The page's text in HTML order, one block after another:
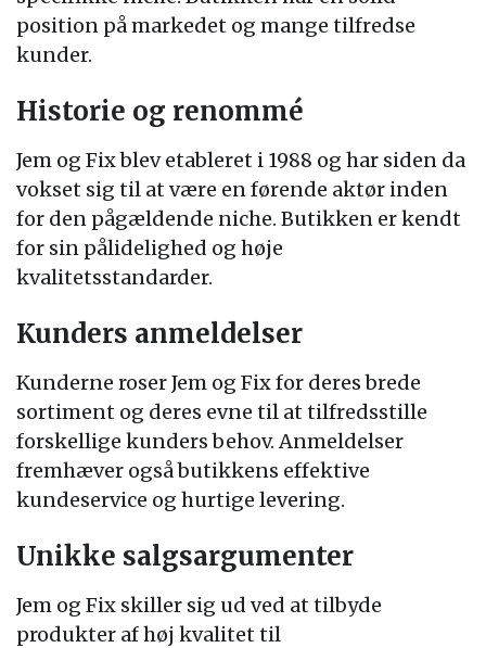
position på markedet og mange tilfredse
kunder.
Historie og renommé
Jem og Fix blev etableret i 1988 og har siden da
vokset sig til at være en førende aktør inden
for den pågældende niche. Butikken er kendt
for sin pålidelighed og høje
kvalitetsstandarder.
Kunders anmeldelser
Kunderne roser Jem og Fix for deres brede
sortiment og deres evne til at tilfredsstille
forskellige kunders behov. Anmeldelser
fremhæver også butikkens effektive
kundeservice og hurtige levering.
Unikke salgsargumenter
Jem og Fix skiller sig ud ved at tilbyde
produkter af høj kvalitet til